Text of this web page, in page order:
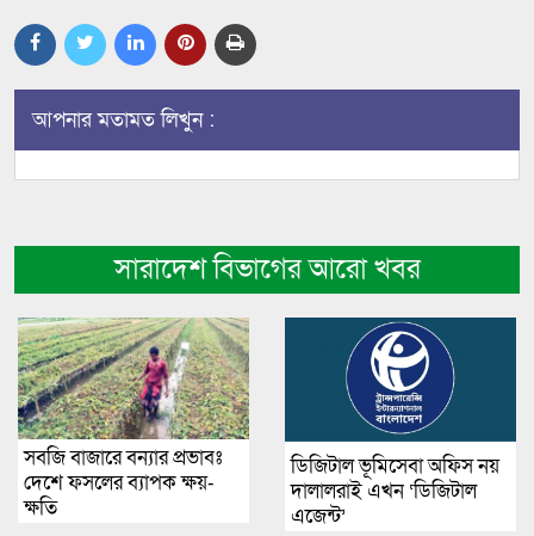
আপনার মতামত লিখুন :
সারাদেশ বিভাগের আরো খবর
সবজি বাজারে বন্যার প্রভাবঃ
দেশে ফসলের ব্যাপক ক্ষয়-
ক্ষতি
ডিজিটাল ভূমিসেবা অফিস নয়
দালালরাই এখন ‘ডিজিটাল
এজেন্ট’